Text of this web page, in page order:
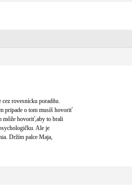
rovesnícku poradňu.
pripade o tom musíš hovoriť
môže hovoriť,aby to brali
Ale je
Držím palce Maja,